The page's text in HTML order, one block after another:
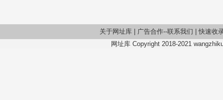
关于网址库 广告合作--联系我们
快速收
网址库 Copyright 2018-2021